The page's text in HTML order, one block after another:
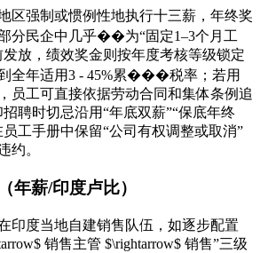
区强制或惯例性地执行十三薪，年终奖
分民企中几乎��为“固定1–3个月工
放，绩效奖金则按年度考核等级锁定
全年适用3 - 45%累���税率；若用
员工可直接依据劳动合同和集体条例追
聘时切忌沿用“年底双薪”“保底年终
工手册中保留“公司有权调整或取消”
约。
年薪/印度卢比）
印度当地自建销售队伍，如逐步配置
销售主管 $\rightarrow$ 销售”三级